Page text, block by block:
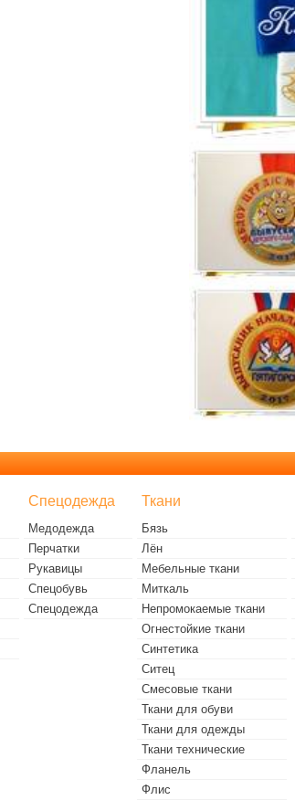
Спецодежда
Медодежда
Перчатки
Рукавицы
Спецобувь
Спецодежда
Ткани
Бязь
Лён
Мебельные ткани
Миткаль
Непромокаемые ткани
Огнестойкие ткани
Синтетика
Ситец
Смесовые ткани
Ткани для обуви
Ткани для одежды
Ткани технические
Фланель
Флис